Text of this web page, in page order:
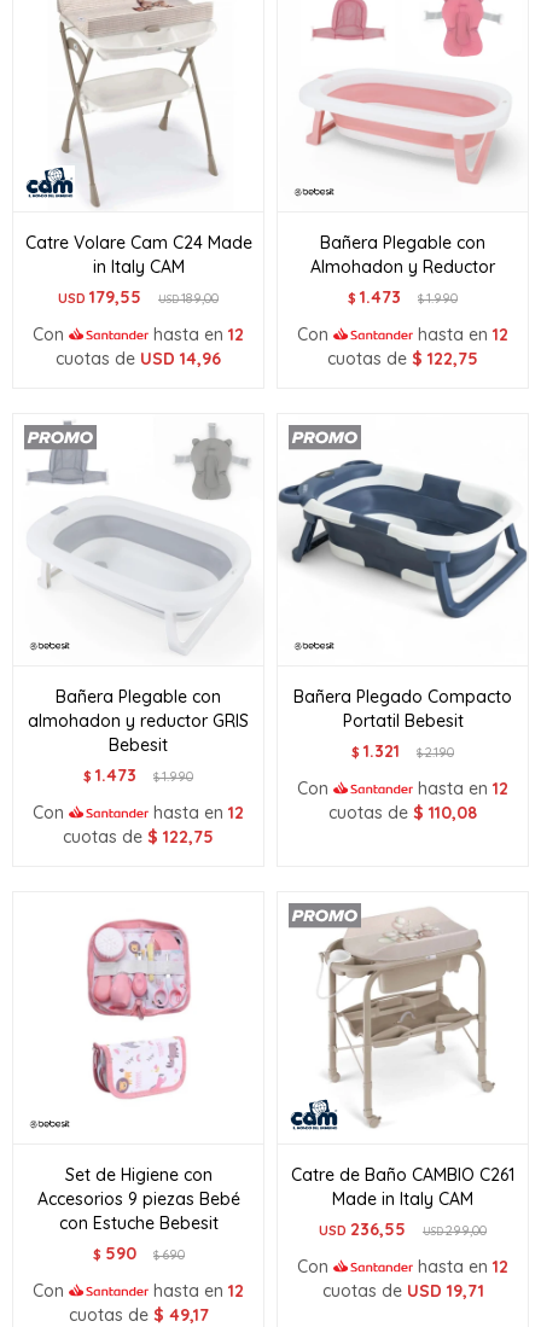
Catre Volare Cam C24 Made
in Italy CAM
USD 179,55 USD189,00
Con hasta en 12
cuotas de USD 14,96
Bañera Plegable con
Almohadon y Reductor
$ 1.473 $1.990
Con hasta en 12
cuotas de $ 122,75
Bañera Plegable con
almohadon y reductor GRIS
Bebesit
$ 1.473 $1.990
Con hasta en 12
cuotas de $ 122,75
Bañera Plegado Compacto
Portatil Bebesit
$ 1.321 $2.190
Con hasta en 12
cuotas de $ 110,08
Set de Higiene con
Accesorios 9 piezas Bebé
con Estuche Bebesit
$ 590 $690
Con hasta en 12
cuotas de $ 49,17
Catre de Baño CAMBIO C261
Made in Italy CAM
USD 236,55 USD299,00
Con hasta en 12
cuotas de USD 19,71